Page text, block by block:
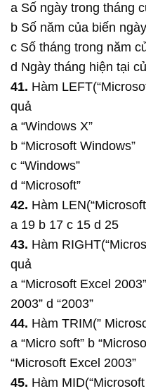
a Số ngày trong tháng
b Số năm của biến
c Số tháng trong năm
d Ngày tháng hiện tại
41. Hàm
quả
a “Windows X”
b “Microsoft Windows”
c “Windows”
d “Microsoft”
42. Hàm
a 19 b 17 c 15 d 25
43. Hàm
quả
a “Microsoft Excel
2003” d “2003”
44. Hàm TRIM(”
a “Micro soft” b
“Microsoft Excel 2003”
45. Hàm